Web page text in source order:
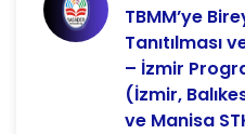
TBMM’ye
Tanıtılması
– İzmir
(İzmir,
ve Manisa